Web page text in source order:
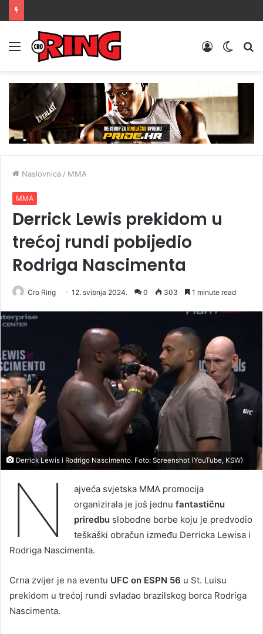
Menu
Switch
Prijava
Naslovnica / MMA
MMA
Derrick Lewis prekidom u
trećoj rundi pobijedio
Rodriga Nascimenta
Cro Ring 12. svibnja 2024. 0 303 1 minute read
Derrick Lewis i Rodrigo Nascimento. Foto: Screenshot (YouTube, KSW)
N
ajveća svjetska MMA promocija
organizirala je još jednu fantastičnu
priredbuslobodne borbe koju je predvodio
teškaški obračun između Derricka Lewisa i
Rodriga Nascimenta.
Crna zvijer je na eventu UFC on ESPN 56 u St. Luisu
prekidom u trećoj rundi svladao brazilskog borca Rodriga
Nascimenta.